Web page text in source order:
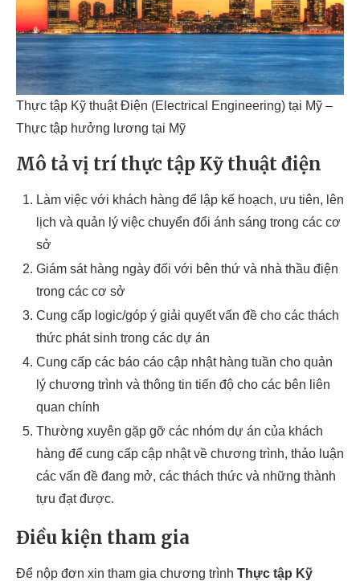
Thực tập Kỹ thuật Điện (Electrical Engineering) tại Mỹ –
Thực tập hưởng lương tại Mỹ
Mô tả vị trí thực tập Kỹ thuật điện
Làm việc với khách hàng để lập kế hoạch, ưu tiên, lên
lịch và quản lý việc chuyển đổi ánh sáng trong các cơ
sở
Giám sát hàng ngày đối với bên thứ và nhà thầu điện
trong các cơ sở
Cung cấp logic/góp ý giải quyết vấn đề cho các thách
thức phát sinh trong các dự án
Cung cấp các báo cáo cập nhật hàng tuần cho quản
lý chương trình và thông tin tiến độ cho các bên liên
quan chính
Thường xuyên gặp gỡ các nhóm dự án của khách
hàng để cung cấp cập nhật về chương trình, thảo luận
các vấn đề đang mở, các thách thức và những thành
tựu đạt được.
Điều kiện tham gia
Để nộp đơn xin tham gia chương trình Thực tập Kỹ